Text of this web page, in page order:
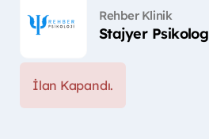
Rehber Klinik
Stajyer Psikolog
İlan Kapandı.